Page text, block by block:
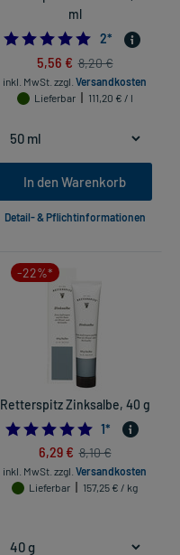
ml
5.0
2*
5,56 € 8,20 €
inkl. MwSt. zzgl. Versandkosten
Lieferbar
111,20 € / l
In den Warenkorb
Detail- & Pflichtinformationen
-22%*
Retterspitz Zinksalbe, 40 g
5.0
1*
6,29 € 8,10 €
inkl. MwSt. zzgl. Versandkosten
Lieferbar
157,25 € / kg